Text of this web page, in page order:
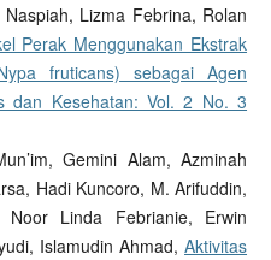
Lizma Febrina, Rolan
Perak Menggunakan Ekstrak
fruticans) sebagai Agen
dan Kesehatan: Vol. 2 No. 3
Gemini Alam, Azminah
Hadi Kuncoro, M. Arifuddin,
Noor Linda Febrianie, Erwin
Islamudin Ahmad,Aktivitas